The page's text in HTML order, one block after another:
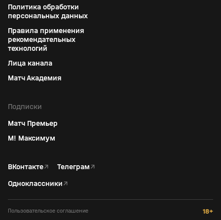
Политика обработки
персональных данных
Правила применения
рекомендательных
технологий
Лица канала
Матч Академия
Подписки
Матч Премьер
М! Максимум
ВКонтакте↗ Телеграм↗
Одноклассники↗
Пользовательское соглашение 18+